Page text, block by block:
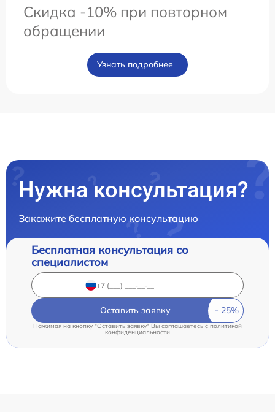
Скидка -10% при повторном
обращении
Узнать подробнее
Нужна консультация?
Закажите бесплатную консультацию
Бесплатная консультация со
специалистом
Оставить заявку
Нажимая на кнопку "Оставить заявку" Вы соглашаетесь cполитикой
конфиденциальности